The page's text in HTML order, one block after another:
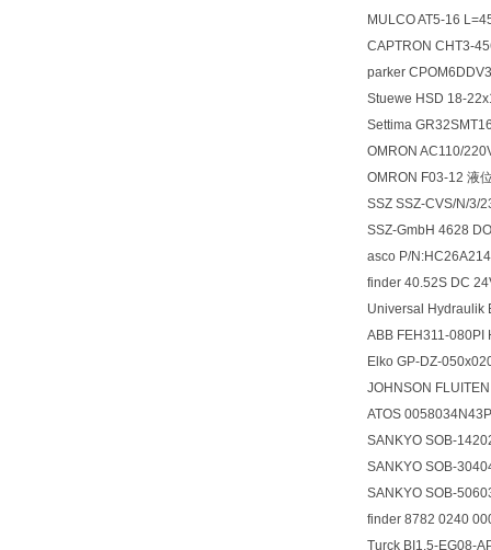
MULCO AT5-16
CAPTRON CHT3-
parker
Stuewe HSD 18-
Settima
OMRON AC110/
OMRON F03-12 液
SSZ SSZ-CVS/N/3/
SSZ-GmbH 4628
asco P/
finder 40.52S DC
Universal Hydraulik
ABB FEH311-080PI
Elko GP-DZ-
JOHNSON
ATOS
SANKYO SOB-
SANKYO SOB-
SANKYO SOB-
finder 8782 0240
Turck BI1.5-EG08-